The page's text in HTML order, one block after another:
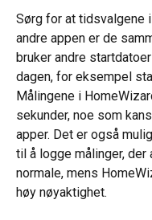
Sørg for at tidsvalgene
andre appen er de
bruker andre
dagen, for eksempel
Målingene i
sekunder, noe som
apper. Det er også
til å logge målinger,
normale, mens
høy nøyaktighet.